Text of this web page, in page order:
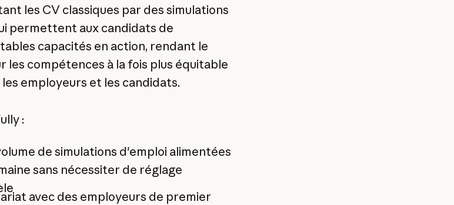
les CV classiques par des simulations
permettent aux candidats de
capacités en action, rendant le
les compétences à la fois plus équitable
employeurs et les candidats.
:
de simulations d'emploi alimentées
sans nécessiter de réglage
avec des employeurs de premier